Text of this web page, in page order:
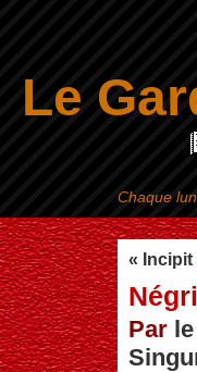
Le
« Incipit
Par
Chaque